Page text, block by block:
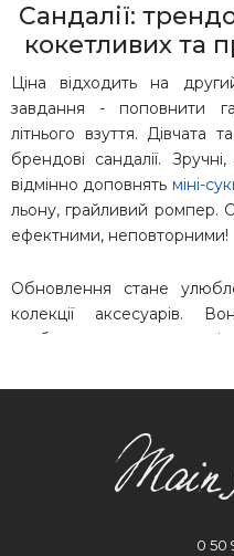
Сандалії:
кокетливих та
Ціна відходить на
завдання - поповнити
літнього взуття. Дівчата
брендові сандалії.
відмінно доповнять міні-
льону, грайливий ромпер.
ефектними, неповторними!
Обновлення стане
колекції аксесуарів.
свободи та впевненості
моделей із лукбуків,
радують модниць
поєднаннями відтінків та
0 50